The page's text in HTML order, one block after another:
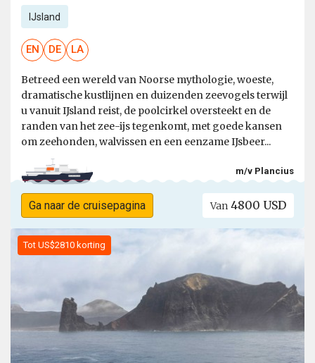
IJsland
EN DE LA
Betreed een wereld van Noorse mythologie, woeste,
dramatische kustlijnen en duizenden zeevogels terwijl
u vanuit IJsland reist, de poolcirkel oversteekt en de
randen van het zee-ijs tegenkomt, met goede kansen
om zeehonden, walvissen en een eenzame IJsbeer...
m/v Plancius
Ga naar de cruisepagina Van 4800 USD
Tot US$2810 korting